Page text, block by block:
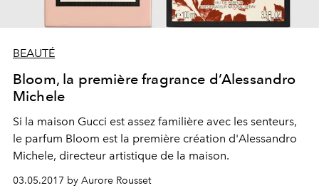
BEAUTÉ
Bloom, la première fragrance d’Alessandro
Michele
Si la maison Gucci est assez familière avec les senteurs,
le parfum Bloom est la première création d'Alessandro
Michele, directeur artistique de la maison.
03.05.2017 by Aurore Rousset